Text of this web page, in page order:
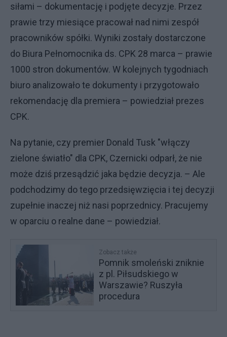
siłami – dokumentację i podjęte decyzje. Przez
prawie trzy miesiące pracował nad nimi zespół
pracowników spółki. Wyniki zostały dostarczone
do Biura Pełnomocnika ds. CPK 28 marca – prawie
1000 stron dokumentów. W kolejnych tygodniach
biuro analizowało te dokumenty i przygotowało
rekomendację dla premiera – powiedział prezes
CPK.
Na pytanie, czy premier Donald Tusk "włączy
zielone światło" dla CPK, Czernicki odparł, że nie
może dziś przesądzić jaka będzie decyzja. – Ale
podchodzimy do tego przedsięwzięcia i tej decyzji
zupełnie inaczej niż nasi poprzednicy. Pracujemy
w oparciu o realne dane – powiedział.
Zobacz także
Pomnik smoleński zniknie
z pl. Piłsudskiego w
Warszawie? Ruszyła
procedura